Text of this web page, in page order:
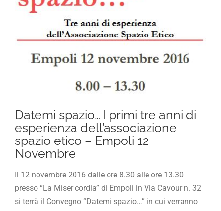
Datemi spazio… I primi tre anni di
esperienza dell’associazione
spazio etico – Empoli 12
Novembre
Il 12 novembre 2016 dalle ore 8.30 alle ore 13.30
presso “La Misericordia” di Empoli in Via Cavour n. 32
si terrà il Convegno “Datemi spazio…” in cui verranno